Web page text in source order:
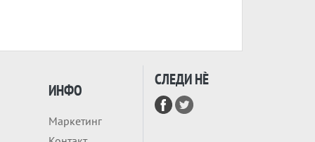
ИНФО
Маркетинг
СЛЕДИ НÈ